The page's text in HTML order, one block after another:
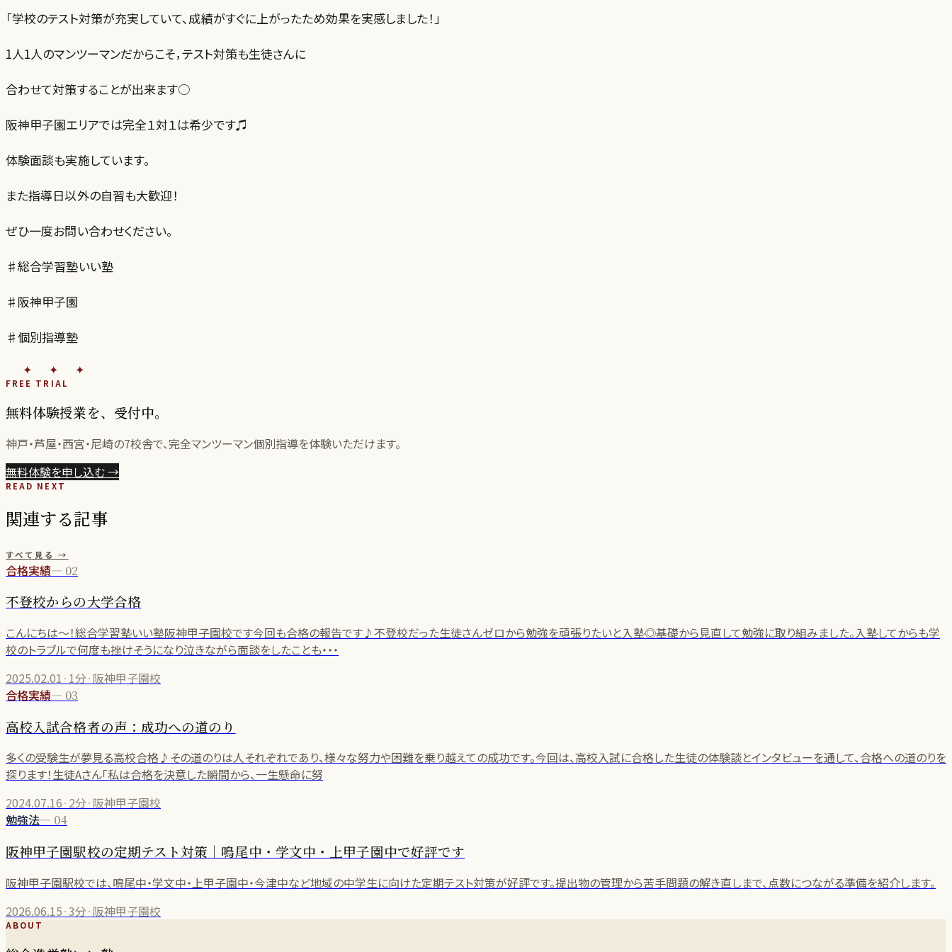
「学校のテスト対策が充実していて、成績がすぐに上がったため​効果を実感しました！」
1人1人のマンツーマンだからこそ，テスト対策も生徒さんに
合わせて対策することが出来ます○
阪神甲子園エリアでは完全１対１は希少です♫
体験面談も実施しています。
また指導日以外の自習も大歓迎！
ぜひ一度お問い合わせください。
♯総合学習塾いい塾
♯阪神甲子園
♯個別指導塾
✦✦✦
FREE TRIAL
無料体験授業を、受付中。
神戸・芦屋・西宮・尼崎の7校舎で、完全マンツーマン個別指導を体験いただけます。
無料体験を申し込む→
READ NEXT
関連する記事
すべて見る →
合格実績— 02
不登校からの大学合格
こんにちは〜！総合学習塾いい塾阪神甲子園校です今回も合格の報告です♪不登校だった生徒さんゼロから勉強を頑張りたいと入塾◎基礎から見直して勉強に取り組みました。入塾してからも学
校のトラブルで何度も挫けそうになり泣きながら面談をしたことも・・・
2025.02.01 · 1分· 阪神甲子園校
合格実績— 03
高校入試合格者の声：成功への道のり
多くの受験生が夢見る高校合格♪その道のりは人それぞれであり、様々な努力や困難を乗り越えての成功です。今回は、高校入試に合格した生徒の体験談とインタビューを通して、合格への道のりを
探ります！生徒Aさん「私は合格を決意した瞬間から、一生懸命に努
2024.07.16· 2分· 阪神甲子園校
勉強法— 04
阪神甲子園駅校の定期テスト対策｜鳴尾中・学文中・上甲子園中で好評です
阪神甲子園駅校では、鳴尾中・学文中・上甲子園中・今津中など地域の中学生に向けた定期テスト対策が好評です。提出物の管理から苦手問題の解き直しまで、点数につながる準備を紹介します。
2026.06.15·3分· 阪神甲子園校
ABOUT